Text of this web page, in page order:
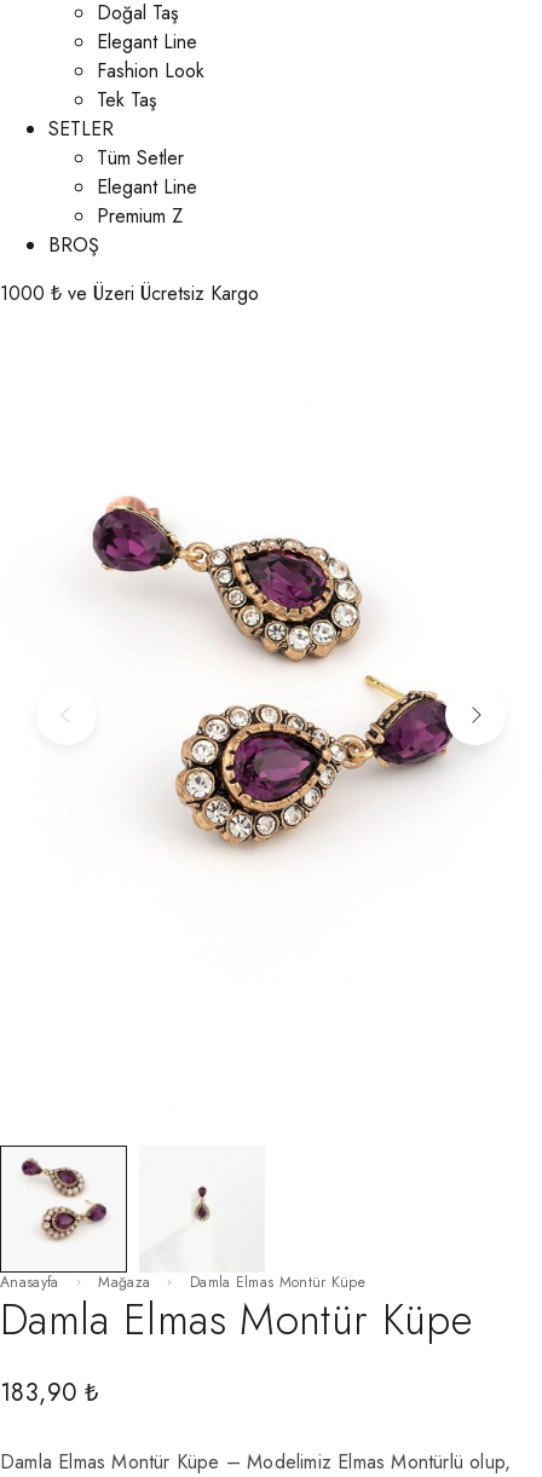
Doğal Taş
Elegant Line
Fashion Look
Tek Taş
SETLER
Tüm Setler
Elegant Line
Premium Z
BROŞ
1000 ₺ ve Üzeri Ücretsiz Kargo
Anasayfa Mağaza Damla Elmas Montür Küpe
Damla Elmas Montür Küpe
183,90 ₺
Damla Elmas Montür Küpe – Modelimiz Elmas Montürlü olup,